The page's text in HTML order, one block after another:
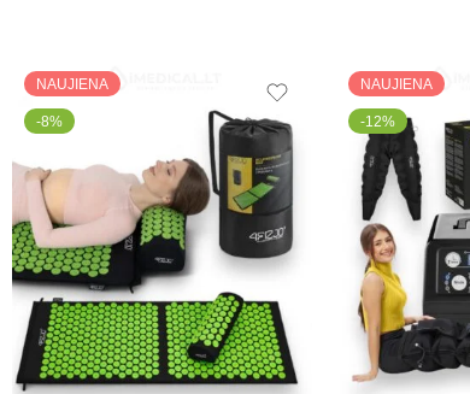
NAUJIENA
-8%
NAUJIENA
-12%